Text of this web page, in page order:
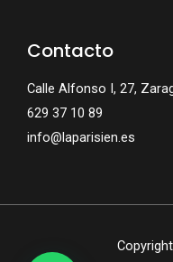
Contacto
Calle Alfonso I, 27,
629 37 10 89
info@laparisien.es